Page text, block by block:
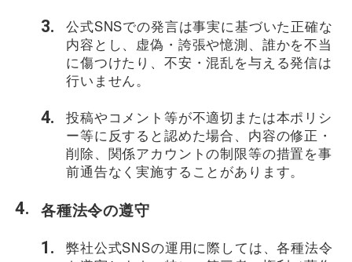
公式SNSでの発言は事実に基づいた正確な
内容とし、虚偽・誇張や憶測、誰かを不当
に傷つけたり、不安・混乱を与える発信は
行いません。
投稿やコメント等が不適切または本ポリシ
ー等に反すると認めた場合、内容の修正・
削除、関係アカウントの制限等の措置を事
前通告なく実施することがあります。
各種法令の遵守
弊社公式SNSの運用に際しては、各種法令